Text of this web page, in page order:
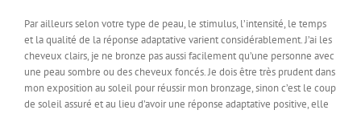
Par ailleurs selon votre type de peau, le stimulus, l’intensité, le temps
et la qualité de la réponse adaptative varient considérablement. J’ai les
cheveux clairs, je ne bronze pas aussi facilement qu’une personne avec
une peau sombre ou des cheveux foncés. Je dois être très prudent dans
mon exposition au soleil pour réussir mon bronzage, sinon c’est le coup
de soleil assuré et au lieu d’avoir une réponse adaptative positive, elle